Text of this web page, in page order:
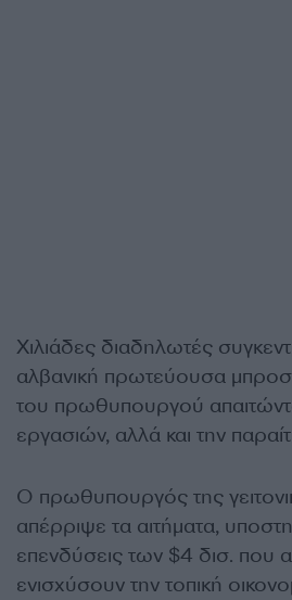
Χιλιάδες διαδηλωτές
αλβανική πρωτεύουσα
του πρωθυπουργού
εργασιών, αλλά και την
Ο πρωθυπουργός της
απέρριψε τα αιτήματα,
επενδύσεις των $4 δισ. που
ενισχύσουν την τοπική